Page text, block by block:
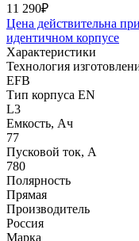
11 290₽
Цена действительна
идентичном корпусе
Характеристики
Технология
EFB
Тип корпуса EN
L3
Емкость, Ач
77
Пусковой ток, А
780
Полярность
Прямая
Производитель
Россия
Марка